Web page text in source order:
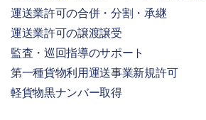
運送業許可の合併・分割・承継
運送業許可の譲渡譲受
監査・巡回指導のサポート
第一種貨物利用運送事業新規許可
軽貨物黒ナンバー取得